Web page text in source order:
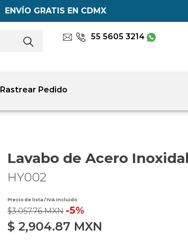
ENVÍO GRATIS EN CDMX
55 5605 3214
Rastrear Pedido
Lavabo de Acero
HY002
Precio de lista / IVA incluido
$3,057.76 MXN -5%
$ 2,904.87 MXN